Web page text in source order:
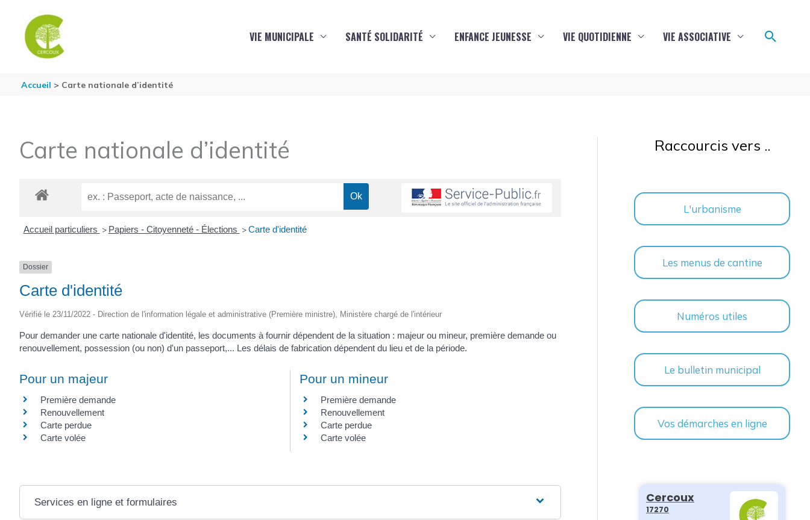
VIE MUNICIPALE SANTÉ SOLIDARITÉ ENFANCE JEUNESSE VIE QUOTIDIENNE VIE ASSOCIATIVE
Accueil Carte nationale d’identité
Carte nationale d’identité
Accueil particuliers > Papiers - Citoyenneté - Élections > Carte d'identité
Dossier
Carte d'identité
Vérifié le 23/11/2022 - Direction de l'information légale et administrative (Première ministre), Ministère chargé de l'intérieur
Pour demander une carte nationale d'identité, les documents à fournir dépendent de la situation : majeur ou mineur, première demande ou
renouvellement, possession (ou non) d'un passeport,... Les délais de fabrication dépendent du lieu et de la période.
Pour un majeur
Première demande
Renouvellement
Carte perdue
Carte volée
Pour un mineur
Première demande
Renouvellement
Carte perdue
Carte volée
Services en ligne et formulaires
Raccourcis vers ..
L'urbanisme
Les menus de cantine
Numéros utiles
Le bulletin municipal
Vos démarches en ligne